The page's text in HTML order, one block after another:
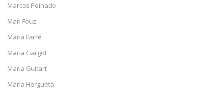
Marcos Peinado
Mari Fouz
Maria Farré
Maria Gargot
Maria Guitart
María Hergueta